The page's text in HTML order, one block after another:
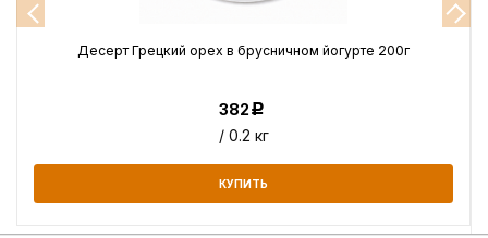
Десерт Грецкий орех в брусничном йогурте 200г
382Р
/ 0.2 кг
КУПИТЬ